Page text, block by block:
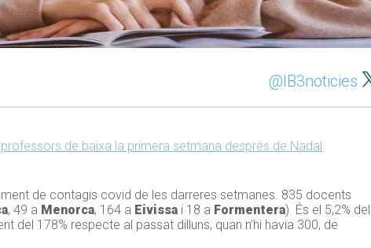
@IB3noticies
de baixa la primera setmana després de Nadal
de contagis covid de les darreres setmanes. 835 docents
, 49 a Menorca, 164 a Eivissa i 18 a Formentera). És el 5,2% del
del 178% respecte al passat dilluns, quan n’hi havia 300, de